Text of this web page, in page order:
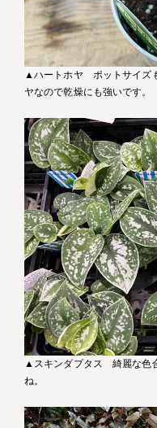
▲ハートホヤ ポットサイズ
ヤなので乾燥にも強いです。
▲スキンダプタス 綺麗な色
ね。